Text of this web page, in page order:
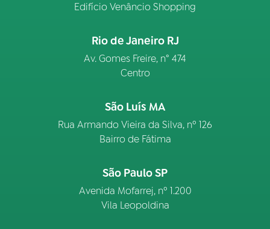
Edifício Venâncio Shopping
Rio de Janeiro RJ
Av. Gomes Freire, n° 474
Centro
São Luís MA
Rua Armando Vieira da Silva, nº 126
Bairro de Fátima
São Paulo SP
Avenida Mofarrej, nº 1.200
Vila Leopoldina